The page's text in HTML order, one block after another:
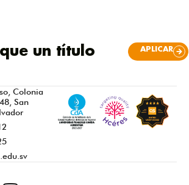
un título APLICAR
Colonia
San